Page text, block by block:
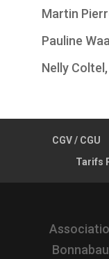
Martin
Pauline
Nelly
CGV / CGU
Tarifs